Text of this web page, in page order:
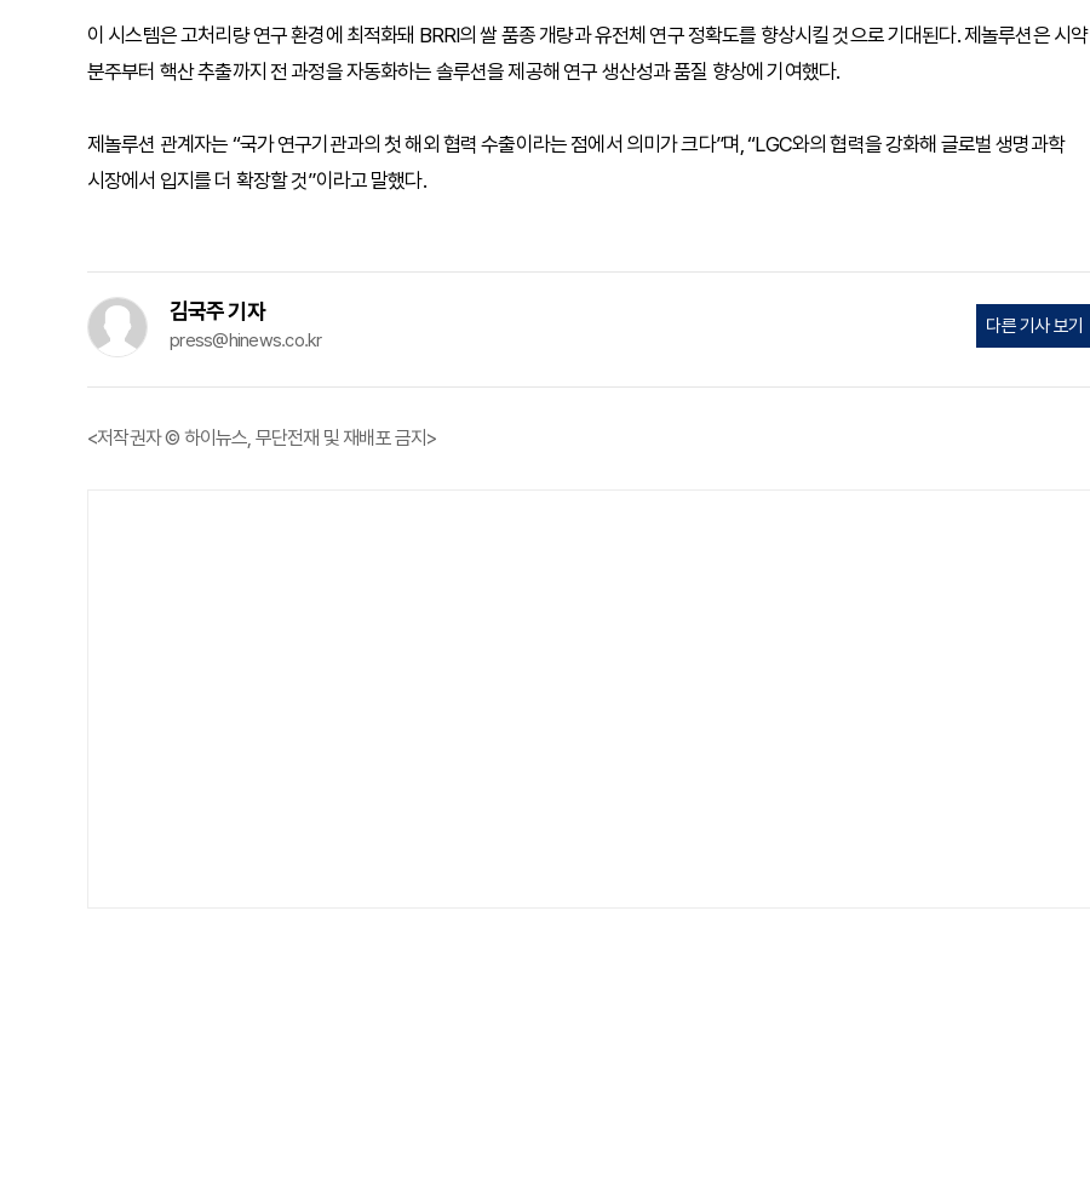
이 시스템은 고처리량 연구 환경에 최적화돼 BRRI의 쌀 품종 개량과 유전체 연구 정확도를 향상시킬 것으로 기대된다. 제놀루션은 시약
분주부터 핵산 추출까지 전 과정을 자동화하는 솔루션을 제공해 연구 생산성과 품질 향상에 기여했다.
제놀루션 관계자는 “국가 연구기관과의 첫 해외 협력 수출이라는 점에서 의미가 크다”며, “LGC와의 협력을 강화해 글로벌 생명과학
시장에서 입지를 더 확장할 것”이라고 말했다.
김국주 기자
press@hinews.co.kr
다른 기사 보기
<저작권자 © 하이뉴스, 무단전재 및 재배포 금지>